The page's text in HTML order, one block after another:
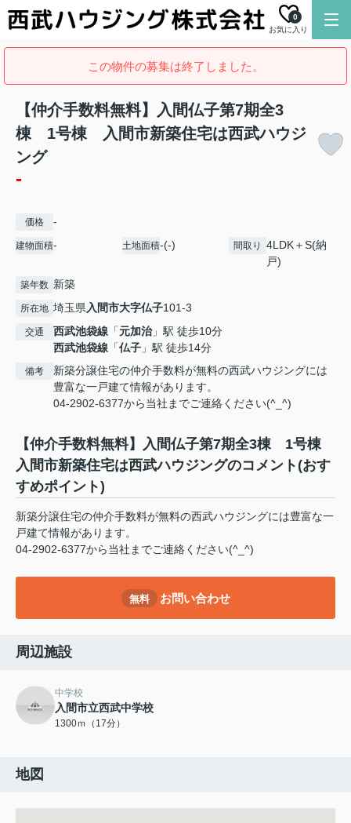
お気に入り
0
この物件の募集は終了しました。
【仲介手数料無料】入間仏子第7期全3
棟 1号棟 入間市新築住宅は西武ハウジ
ング
-
価格 -
建物面積- 土地面積-(-) 間取り
4LDK＋S(納
戸)
築年数 新築
所在地 埼玉県 入間市大字仏子101-3
交通 西武池袋線 「元加治」駅 徒歩10分
西武池袋線 「仏子 」駅 徒歩14分
備考
新築分譲住宅の仲介手数料が無料の西武ハウジングには
豊富な一戸建て情報があります。
04-2902-6377から当社までご連絡ください(^_^)
【仲介手数料無料】入間仏子第7期全3棟 1号棟
入間市新築住宅は西武ハウジングのコメント(おす
すめポイント)
新築分譲住宅の仲介手数料が無料の西武ハウジングには豊富な一
戸建て情報があります。
04-2902-6377から当社までご連絡ください(^_^)
無料 お問い合わせ
周辺施設
中学校
入間市立西武中学校
1300ｍ（17分）
地図